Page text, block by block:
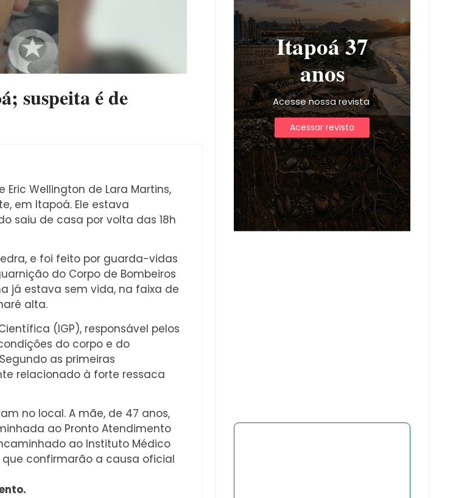
suspeita é ​​de
Wellington de Lara Martins,
em Itapoá. Ele estava
saiu de casa por volta das 18h
e foi feito por guarda-vidas
do Corpo de Bombeiros
já estava sem vida, na faixa de
alta.
(IGP), responsável pelos
do corpo e do
as primeiras
relacionado à forte ressaca
no local. A mãe, de 47 anos,
ao Pronto Atendimento
ao Instituto Médico
que confirmarão a causa oficial
Itapoá 37
anos
Acesse nossa revista
Acessar revista